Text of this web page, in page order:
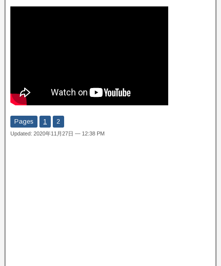
Pages 1 2
Updated: 2020年11月27日 — 12:38 PM